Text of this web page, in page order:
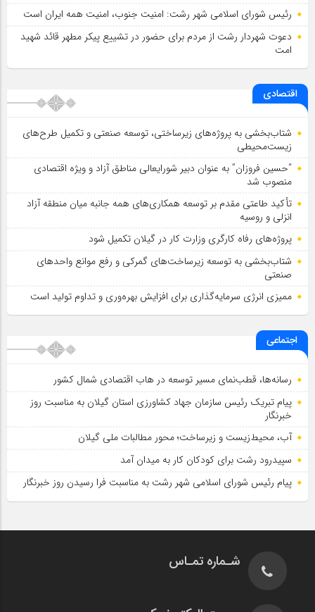
رئیس شورای اسلامي شهر رشت: امنیت جنوب، امنیت همه ایران است
دعوت شهردار رشت از مردم برای حضور در تشییع پیکر مطهر قائد شهید
امت
اقتصادی
شتاب‌بخشی به پروژه‌های زیرساختی، توسعه صنعتی و تکمیل طرح‌های
زیست‌محیطی
“حسین فروزان” به عنوان دبیر شورایعالی مناطق آزاد و ویژه اقتصادی
منصوب شد
تأكید طاعتی مقدم بر توسعه همكاری‌های همه جانبه میان منطقه آزاد
انزلی و روسیه
پروژه‌های رفاه کارگری وزارت کار در گیلان تکمیل شود
شتاب‌بخشی به توسعه زیرساخت‌های گمركی و رفع موانع واحدهای
صنعتی
ممیزی انرژی سرمایه‌گذاری برای افزایش بهره‌وری و تداوم تولید است
اجتماعی
رسانه‌ها، قطب‌نمای مسیر توسعه در هاب اقتصادی شمال كشور
پیام تبریک رئیس سازمان جهاد کشاورزی استان گیلان به‌ مناسبت روز
خبرنگار
آب، محیط‌زیست و زیرساخت؛ محور مطالبات ملی گیلان
سپیدرود رشت برای کودکان کار به میدان آمد
پیام رئیس شورای اسلامي شهر رشت به مناسبت فرا رسیدن روز خبرنگار
شـماره تمـاس